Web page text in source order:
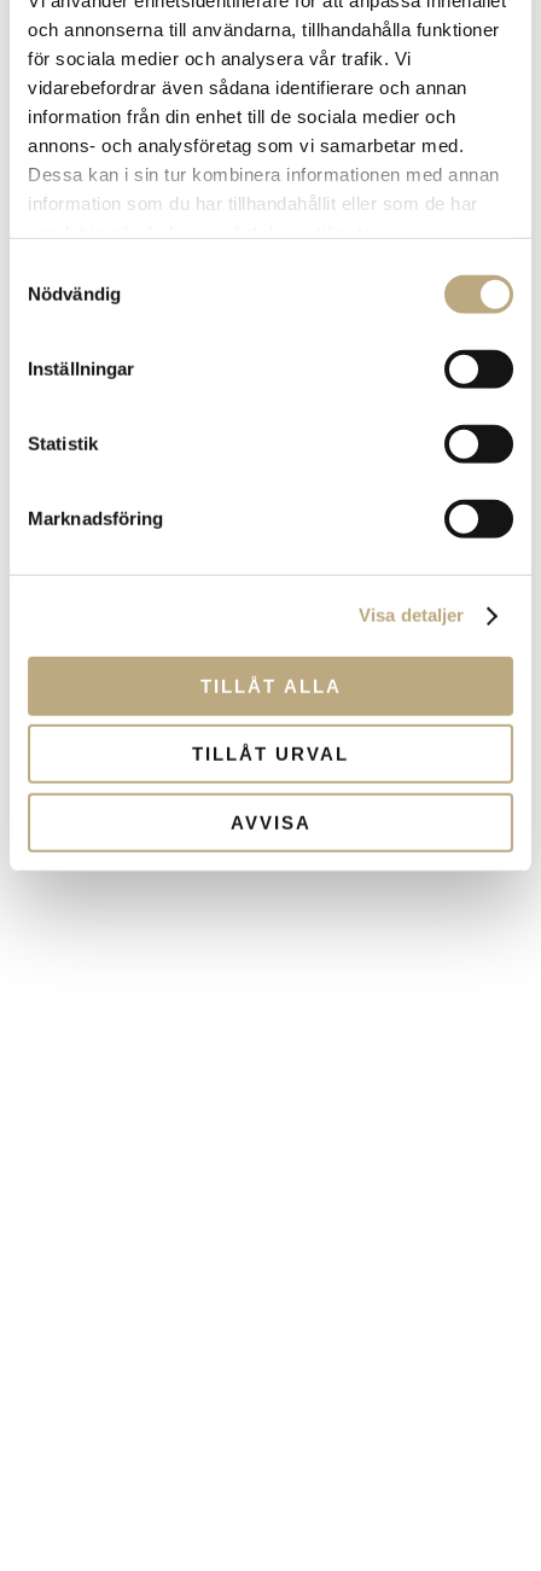
och annonserna till användarna, tillhandahålla funktioner
för sociala medier och analysera vår trafik. Vi
vidarebefordrar även sådana identifierare och annan
information från din enhet till de sociala medier och
annons- och analysföretag som vi samarbetar med.
Dessa kan i sin tur kombinera informationen med annan
information som du har tillhandahållit eller som de har
Nödvändig
Inställningar
Statistik
Marknadsföring
Visa detaljer
TILLÅT ALLA
TILLÅT URVAL
AVVISA
Här hittar du information om årets deklaration. Kom ihåg
att den ska vara inlämnad senast den 2 maj 2023. När det
gäller förra årets inkomster och avdrag återstår inte så
mycket mer än att kontrollera uppgifter och godkänna
åt att granska de redan ifyllda uppgifterna. För företagare